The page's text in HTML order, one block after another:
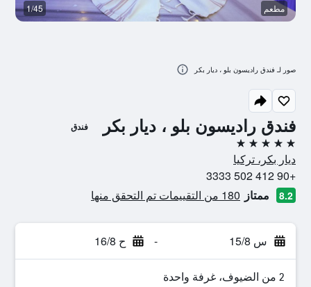
فندق راديسون بلو ، ديار بكر فندق
5 نجوم
ديار بكر، تركيا
+90 412 502 3333
8.2 ممتاز 180 من التقييمات تم التحقق منها
س 15/8 - ح 16/8
2 من الضيوف، غرفة واحدة
مطعم 1/45
صور لـ فندق راديسون بلو ، ديار بكر